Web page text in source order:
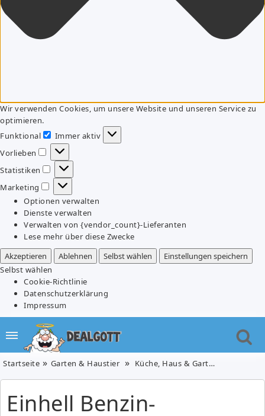
Wir verwenden Cookies, um unsere Website und unseren Service zu
optimieren.
Funktional
Funktional
Immer aktiv
Vorlieben
Vorlieben
Statistiken
Statistiken
Marketing
Marketing
Optionen verwalten
Dienste verwalten
Verwalten von {vendor_count}-Lieferanten
Lese mehr über diese Zwecke
Akzeptieren
Ablehnen Selbst wählen
Einstellungen speichern
Selbst wählen
Cookie-Richtlinie
Datenschutzerklärung
Impressum
Startseite Garten & Haustier Küche, Haus & Garten
Einhell Benzin-